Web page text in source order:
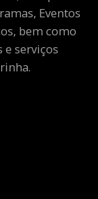
Eventos
bem como
serviços